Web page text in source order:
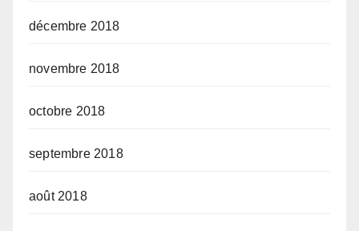
décembre 2018
novembre 2018
octobre 2018
septembre 2018
août 2018